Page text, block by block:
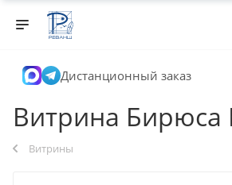
Дистанционный заказ
Витрина Бирюса
Витрины